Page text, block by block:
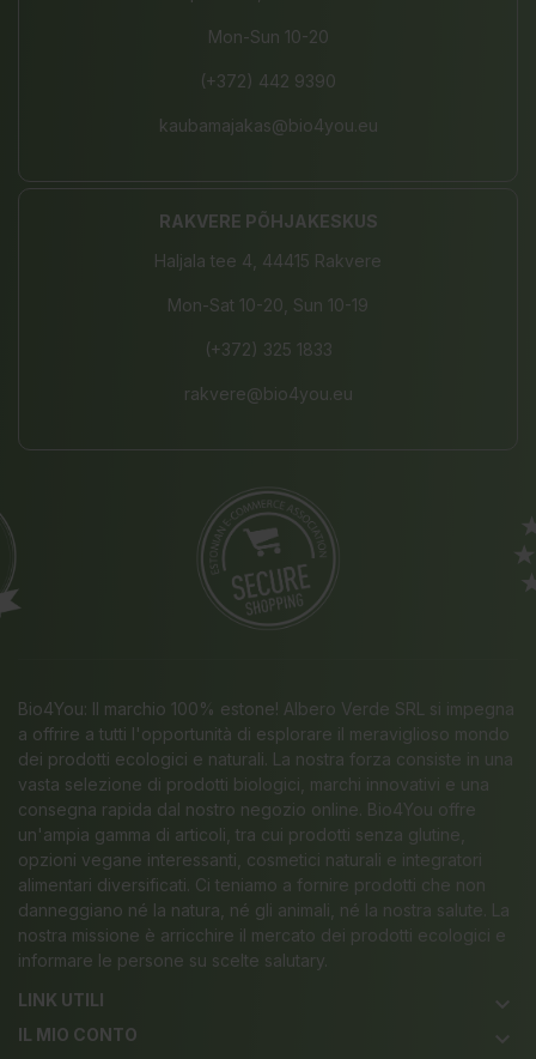
Mon-Sun 10-20
(+372) 442 9390
kaubamajakas@bio4you.eu
RAKVERE PÕHJAKESKUS
Haljala tee 4, 44415 Rakvere
Mon-Sat 10-20, Sun 10-19
(+372) 325 1833
rakvere@bio4you.eu
Bio4You: Il marchio 100% estone! Albero Verde SRL si impegna
a offrire a tutti l'opportunità di esplorare il meraviglioso mondo
dei prodotti ecologici e naturali. La nostra forza consiste in una
vasta selezione di prodotti biologici, marchi innovativi e una
consegna rapida dal nostro negozio online. Bio4You offre
un'ampia gamma di articoli, tra cui prodotti senza glutine,
opzioni vegane interessanti, cosmetici naturali e integratori
alimentari diversificati. Ci teniamo a fornire prodotti che non
danneggiano né la natura, né gli animali, né la nostra salute. La
nostra missione è arricchire il mercato dei prodotti ecologici e
informare le persone su scelte salutary.
LINK UTILI
keyboard_arrow_down
IL MIO CONTO keyboard_arrow_down